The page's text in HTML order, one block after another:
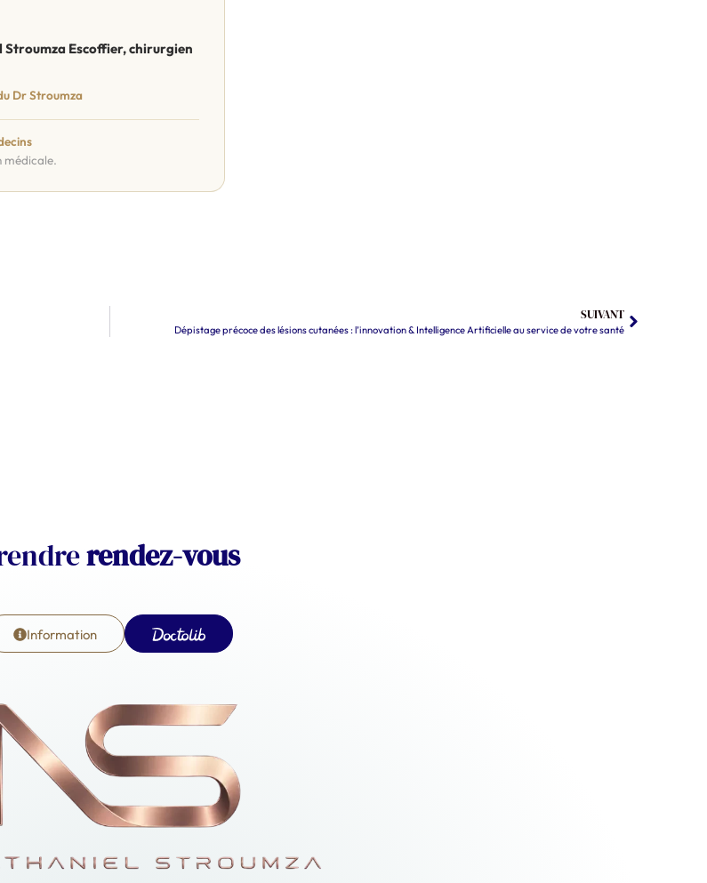
Escoffier, chirurgien
Dr Stroumza
médicale.
SUIVANT
Dépistage précoce des lésions cutanées : l’innovation & Intelligence Artificielle au service de votre santé
rendez-vous
Information